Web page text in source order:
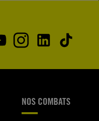
NOS COMBATS